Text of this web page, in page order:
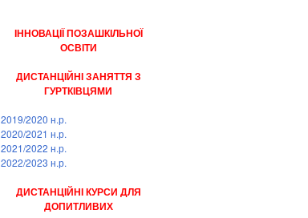
ІННОВАЦІЇ ПОЗАШКІЛЬНОЇ
ОСВІТИ
ДИСТАНЦІЙНІ ЗАНЯТТЯ З
ГУРТКІВЦЯМИ
2019/2020 н.р.
2020/2021 н.р.
2021/2022 н.р.
2022/2023 н.р.
ДИСТАНЦІЙНІ КУРСИ ДЛЯ
ДОПИТЛИВИХ